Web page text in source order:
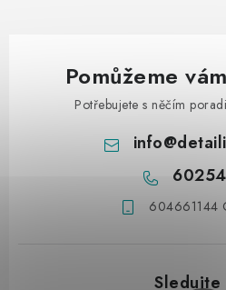
Pomůžeme
Potřebujete s něčím
info@
604661144